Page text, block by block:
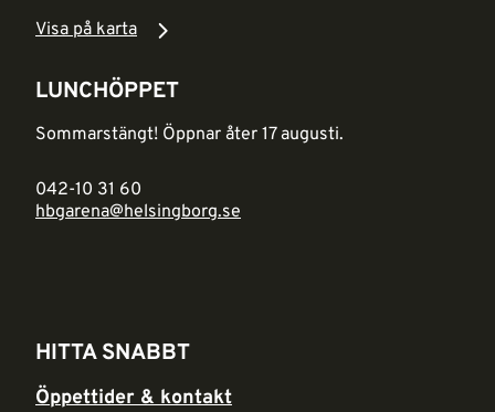
Visa på karta
LUNCHÖPPET
Sommarstängt! Öppnar åter 17 augusti.
042-10 31 60
hbgarena@helsingborg.se
HITTA SNABBT
Öppettider & kontakt